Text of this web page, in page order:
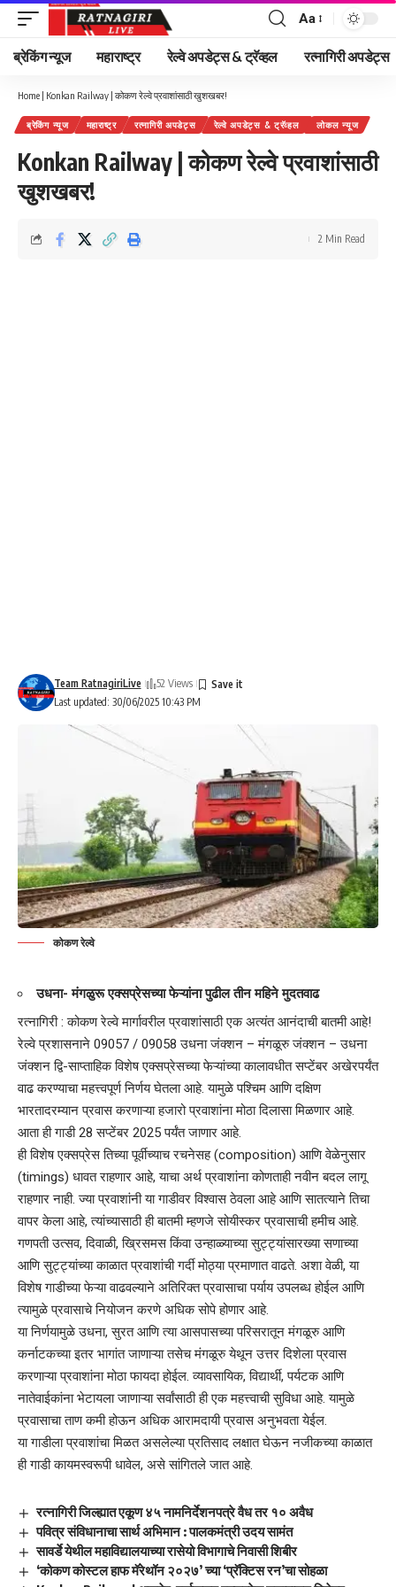
Font
Resizer
Aa
ब्रेकिंग न्यूज महाराष्ट्र रेल्वे अपडेट्स & ट्रॅव्हल रत्नागिरी अपडेट्स
Home | Konkan Railway | कोकण रेल्वे प्रवाशांसाठी खुशखबर!
ब्रेकिंग न्यूज महाराष्ट्र रत्नागिरी अपडेट्स रेल्वे अपडेट्स & ट्रॅव्हल लोकल न्यूज
Konkan Railway | कोकण रेल्वे प्रवाशांसाठी
खुशखबर!
Last updated: 30/06/2025 10:43 PM
Team RatnagiriLive 52 Views
2 Min Read
कोकण रेल्वे
उधना- मंगळुरू एक्सप्रेसच्या फेऱ्यांना पुढील तीन महिने मुदतवाढ
रत्नागिरी : कोकण रेल्वे मार्गावरील प्रवाशांसाठी एक अत्यंत आनंदाची बातमी आहे!
रेल्वे प्रशासनाने 09057 / 09058 उधना जंक्शन – मंगळूरु जंक्शन – उधना
जंक्शन द्वि-साप्ताहिक विशेष एक्सप्रेसच्या फेऱ्यांच्या कालावधीत सप्टेंबर अखेरपर्यंत
वाढ करण्याचा महत्त्वपूर्ण निर्णय घेतला आहे. यामुळे पश्चिम आणि दक्षिण
भारतादरम्यान प्रवास करणाऱ्या हजारो प्रवाशांना मोठा दिलासा मिळणार आहे.
आता ही गाडी 28 सप्टेंबर 2025 पर्यंत जाणार आहे.
ही विशेष एक्सप्रेस तिच्या पूर्वीच्याच रचनेसह (composition) आणि वेळेनुसार
(timings) धावत राहणार आहे, याचा अर्थ प्रवाशांना कोणताही नवीन बदल लागू
राहणार नाही. ज्या प्रवाशांनी या गाडीवर विश्वास ठेवला आहे आणि सातत्याने तिचा
वापर केला आहे, त्यांच्यासाठी ही बातमी म्हणजे सोयीस्कर प्रवासाची हमीच आहे.
गणपती उत्सव, दिवाळी, ख्रिसमस किंवा उन्हाळ्याच्या सुट्ट्यांसारख्या सणाच्या
आणि सुट्ट्यांच्या काळात प्रवाशांची गर्दी मोठ्या प्रमाणात वाढते. अशा वेळी, या
विशेष गाडीच्या फेऱ्या वाढवल्याने अतिरिक्त प्रवासाचा पर्याय उपलब्ध होईल आणि
त्यामुळे प्रवासाचे नियोजन करणे अधिक सोपे होणार आहे.
या निर्णयामुळे उधना, सुरत आणि त्या आसपासच्या परिसरातून मंगळूरु आणि
कर्नाटकच्या इतर भागांत जाणाऱ्या तसेच मंगळूरु येथून उत्तर दिशेला प्रवास
करणाऱ्या प्रवाशांना मोठा फायदा होईल. व्यावसायिक, विद्यार्थी, पर्यटक आणि
नातेवाईकांना भेटायला जाणाऱ्या सर्वांसाठी ही एक महत्त्वाची सुविधा आहे. यामुळे
प्रवासाचा ताण कमी होऊन अधिक आरामदायी प्रवास अनुभवता येईल.
या गाडीला प्रवाशांचा मिळत असलेल्या प्रतिसाद लक्षात घेऊन नजीकच्या काळात
ही गाडी कायमस्वरूपी धावेल, असे सांगितले जात आहे.
रत्नागिरी जिल्ह्यात एकूण ४५ नामनिर्देशनपत्रे वैध तर १० अवैध
पवित्र संविधानाचा सार्थ अभिमान : पालकमंत्री उदय सामंत
सावर्डे येथील महाविद्यालयाच्या रासेयो विभागाचे निवासी शिबीर
‘कोकण कोस्टल हाफ मॅरेथॉन २०२७’ च्या ‘प्रॅक्टिस रन’चा सोहळा